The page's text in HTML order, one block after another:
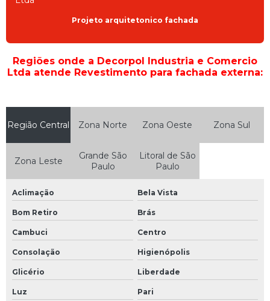
Projeto arquitetonico fachada
Regiões onde a Decorpol Industria e Comercio
Ltda atende Revestimento para fachada externa:
Região Central Zona Norte Zona Oeste Zona Sul
Zona Leste
Grande São
Paulo
Litoral de São
Paulo
Aclimação Bela Vista
Bom Retiro Brás
Cambuci Centro
Consolação Higienópolis
Glicério Liberdade
Luz Pari